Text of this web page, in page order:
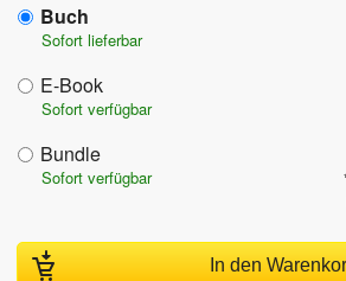
Buch
Sofort lieferbar
E-Book
Sofort verfügbar
Bundle
Sofort verfügbar
In den